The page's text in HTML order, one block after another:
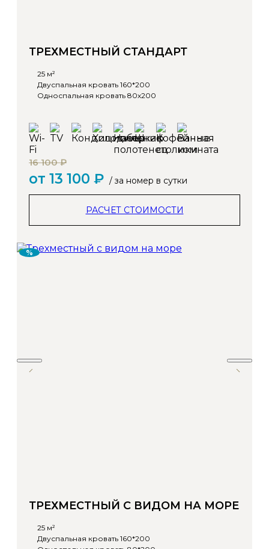
ТРЕХМЕСТНЫЙ СТАНДАРТ
25 м²
Двуспальная кровать 160*200
Односпальная кровать 80х200
16 100 ₽
от 13 100 ₽ / за номер в сутки
РАСЧЕТ СТОИМОСТИ
%
ТРЕХМЕСТНЫЙ С ВИДОМ НА МОРЕ
25 м²
Двуспальная кровать 160*200